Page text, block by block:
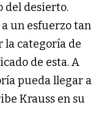
del desierto.
un esfuerzo tan
la categoría de
de esta. A
pueda llegar a
Krauss en su